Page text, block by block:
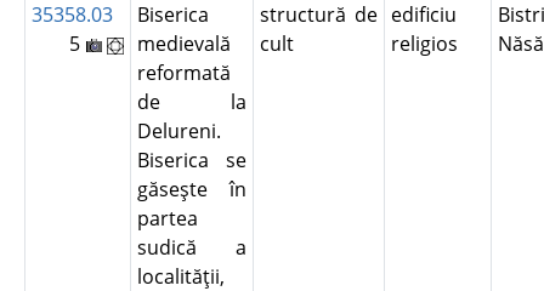
35358.03
5
Biserica
medievală
reformată
de la
Delureni.
Biserica se
găseşte în
partea
sudică a
localităţii,
structură de
cult
edificiu
religios